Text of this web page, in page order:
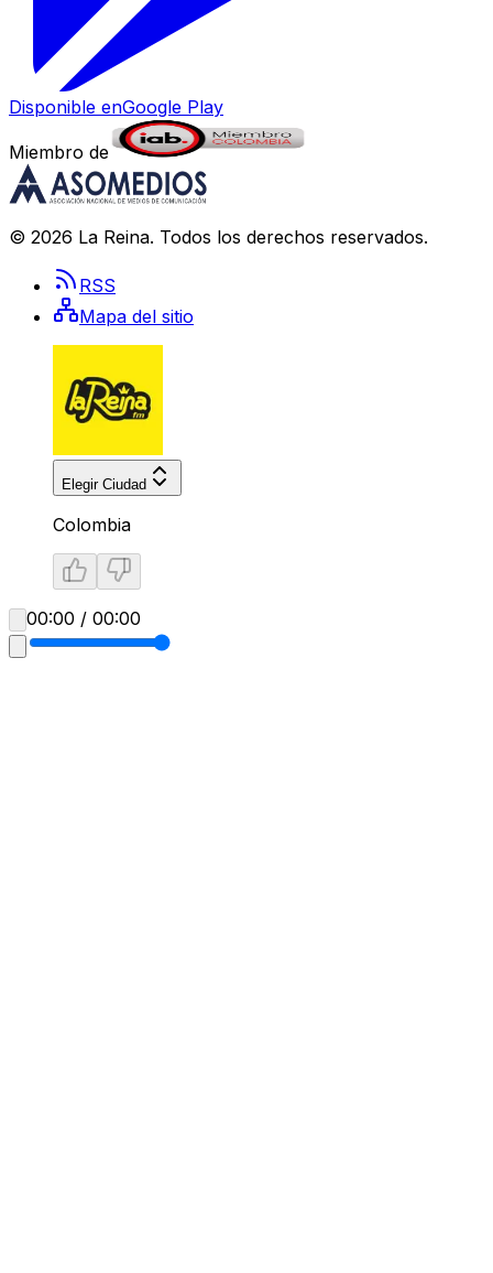
Disponible enGoogle Play
Miembro de
© 2026 La Reina. Todos los derechos reservados.
RSS
Mapa del sitio
Elegir Ciudad
Colombia
00:00 / 00:00